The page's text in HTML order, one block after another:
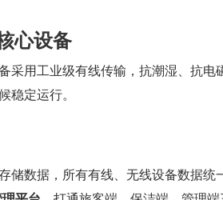
心设备
采用工业级有线传输，抗潮湿、抗电
定运行。
储数据，所有有线、无线设备数据统